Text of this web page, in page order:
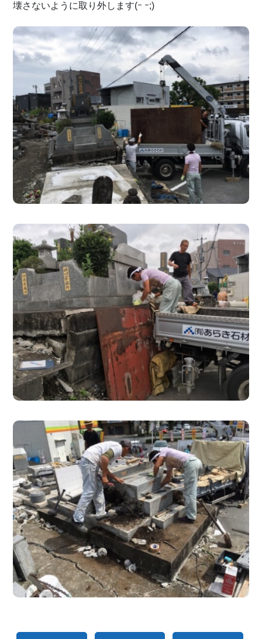
壊さないように取り外します(ｰ ｰ;)